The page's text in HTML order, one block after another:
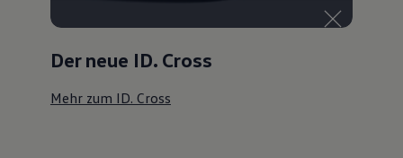
Der neue ID. Cross
Mehr zum ID. Cross